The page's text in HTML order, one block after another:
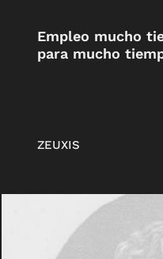
Empleo mucho
para mucho
ZEUXIS